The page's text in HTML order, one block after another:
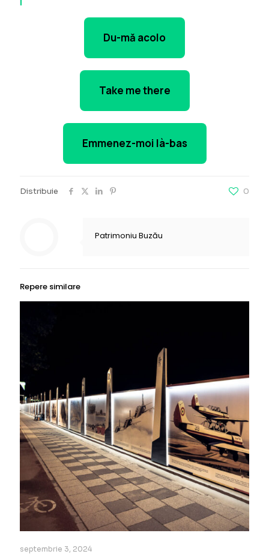
Du-mă acolo
Take me there
Emmenez-moi là-bas
Distribuie 0
Patrimoniu Buzău
Repere similare
septembrie 3, 2024